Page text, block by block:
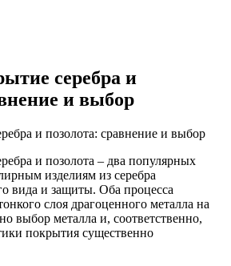
серебра и
и выбор
и позолота: сравнение и выбор
и позолота – два популярных
изделиям из серебра
вида и защиты. Оба процесса
слоя драгоценного металла на
выбор металла и, соответственно,
покрытия существенно